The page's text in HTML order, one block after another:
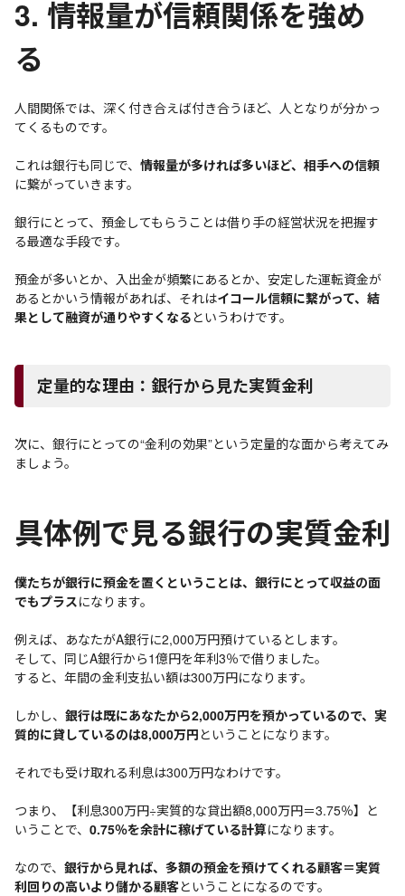
3. 情報量が信頼関係を強め
る
人間関係では、深く付き合えば付き合うほど、人となりが分かっ
てくるものです。
これは銀行も同じで、 情報量が多ければ多いほど、相手への信頼
に繋がっていきます。
銀行にとって、預金してもらうことは借り手の経営状況を把握す
る最適な手段です。
預金が多いとか、入出金が頻繁にあるとか、安定した運転資金が
あるとかいう情報があれば、それはイコール信頼に繋がって、結
果として融資が通りやすくなるというわけです。
定量的な理由：銀行から見た実質金利
次に、銀行にとっての“金利の効果”という定量的な面から考えてみ
ましょう。
具体例で見る銀行の実質金利
僕たちが銀行に預金を置くということは、銀行にとって収益の面
でもプラスになります。
例えば、あなたがA銀行に2,000万円預けているとします。
そして、同じA銀行から1億円を年利3％で借りました。
すると、年間の金利支払い額は300万円になります。
しかし、 銀行は既にあなたから2,000万円を預かっているので、実
質的に貸しているのは8,000万円ということになります。
それでも受け取れる利息は300万円なわけです。
つまり、【利息300万円÷実質的な貸出額8,000万円＝3.75％】と
いうことで、 0.75％を余計に稼げている計算になります。
なので、 銀行から見れば、多額の預金を預けてくれる顧客＝実質
利回りの高いより儲かる顧客ということになるのです。